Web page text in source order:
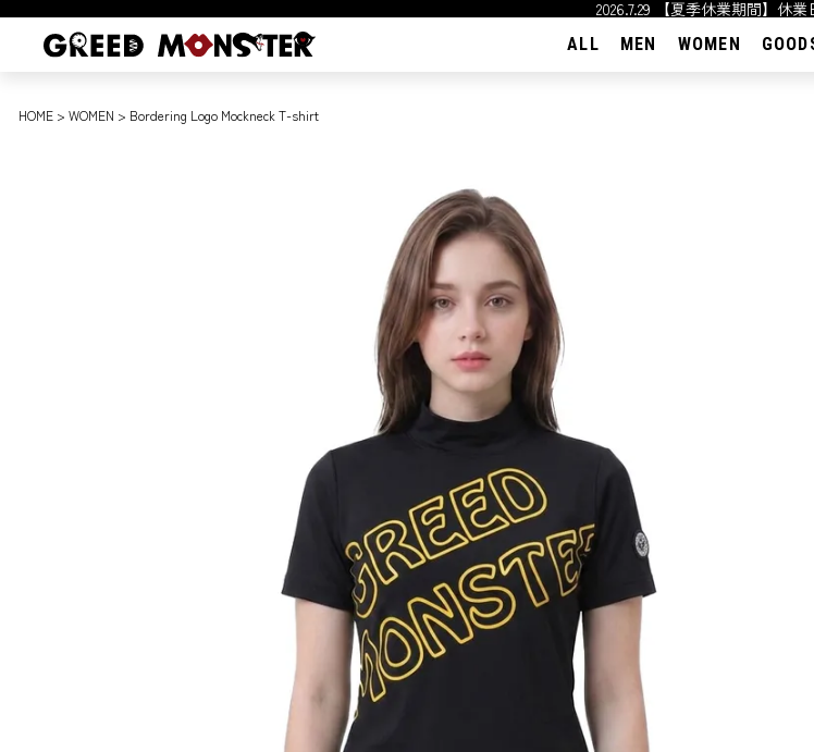
2026.7.29 【夏季休業期間】休
ALL MEN WOMEN
HOME WOMEN Bordering Logo Mockneck T-shirt